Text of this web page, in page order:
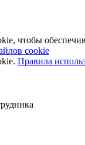
чтобы
cookie
Правила